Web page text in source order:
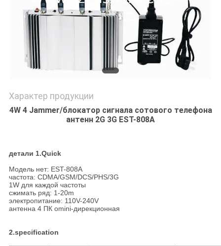
PRIVACY
POLICY
Характер продукции
4W 4 Jammer/блокатор сигнала сотового телефона
антенн 2G 3G EST-808A
детали 1.Quick
Модель нет: EST-808A
частота: CDMA/GSM/DCS/PHS/3G
1W для каждой частоты
сжимать ряд: 1-20m
электропитание: 110V-240V
антенна 4 ПК omini-дирекционная
2.specification